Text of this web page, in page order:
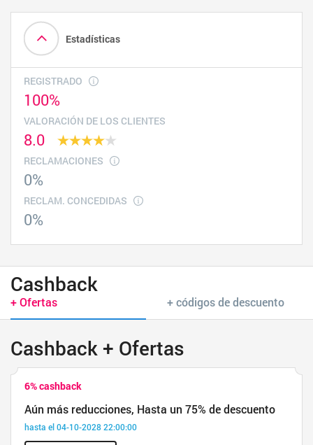
Estadísticas
REGISTRADO
100%
VALORACIÓN DE LOS CLIENTES
8.0
RECLAMACIONES
0%
RECLAM. CONCEDIDAS
0%
Cashback
+ Ofertas + códigos de descuento
Cashback + Ofertas
6% cashback
Aún más reducciones, Hasta un 75% de descuento
hasta el 04-10-2028 22:00:00